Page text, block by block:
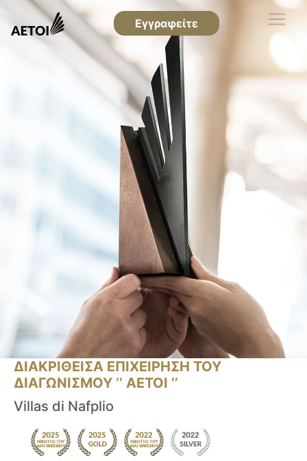
Εγγραφείτε
ΔΙΑΚΡΙΘΕΙΣΑ ΕΠΙΧΕΙΡΗΣΗ ΤΟΥ
ΔΙΑΓΩΝΙΣΜΟΥ ‘’ ΑΕΤΟΙ ‘’
Villas di Nafplio